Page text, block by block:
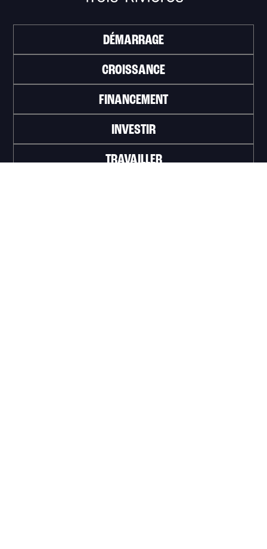
DÉMARRAGE
CROISSANCE
FINANCEMENT
INVESTIR
TRAVAILLER